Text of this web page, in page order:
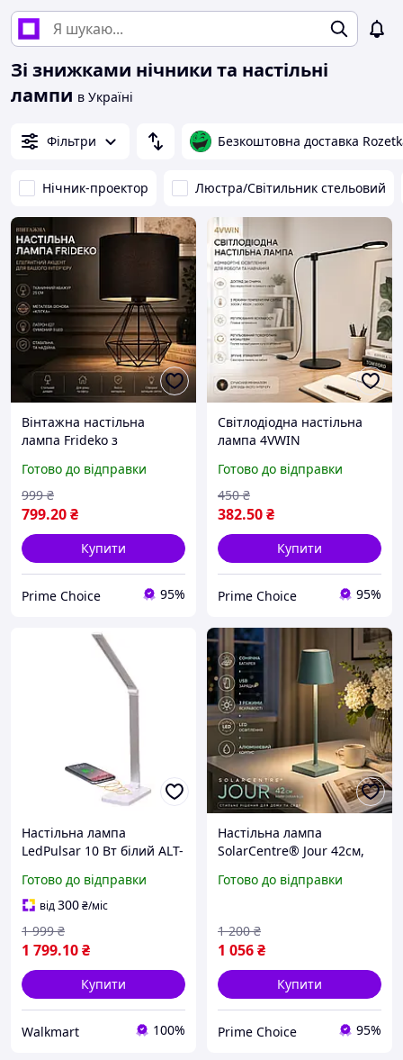
Зі знижками нічники та настільні
лампи в Україні
Фільтри Безкоштовна доставка
Нічник-проектор Люстра/Світильник стельовий
Вінтажна настільна
лампа Frideko з
см та основою «клітка»
(Чорна), патрон E27
Готово до відправки
799.20₴
999 ₴
Купити
Prime Choice 95%
Світлодіодна настільна
лампа 4VWIN
поворотний кронштейн,
догляд за очима, 3
режими температури
світла (Чорна)
Готово до відправки
382.50₴
450 ₴
Купити
Prime Choice 95%
Настільна лампа
LedPulsar 10 Вт білий ALT-
зарядка для смартфонів
Готово до відправки
від300₴/міс
1 799.10₴
1 999 ₴
Купити
Walkmart 100%
Настільна лампа
SolarCentre® Jour 42см,
сонячній батареї з USB, 3
Ocean Blue
Готово до відправки
1 056₴
1 200 ₴
Купити
Prime Choice 95%